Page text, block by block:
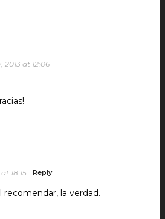
2013 at 12:06
18:15 Reply
recomendar, la verdad.